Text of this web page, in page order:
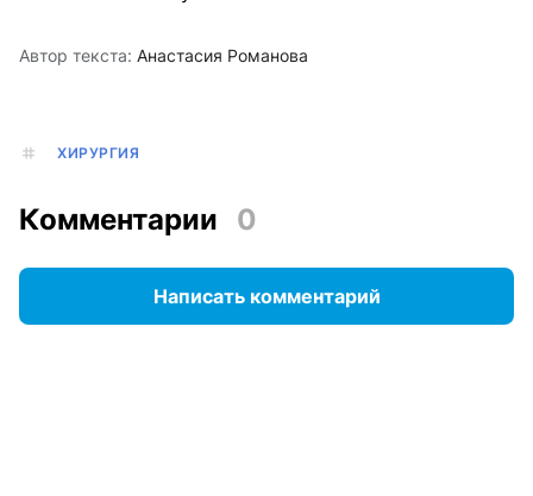
Автор текста: Анастасия Романова
ХИРУРГИЯ
Комментарии 0
Написать комментарий